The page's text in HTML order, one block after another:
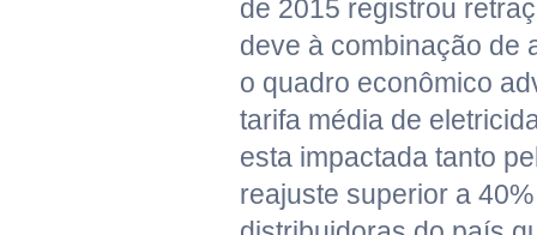
de 2015 registrou
deve à combinação de
o quadro econômico
tarifa média de
esta impactada tanto
reajuste superior a